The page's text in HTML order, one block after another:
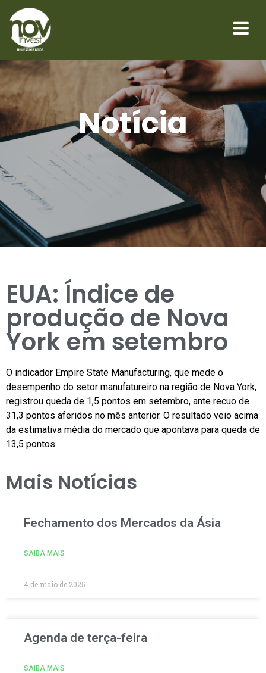
Notícia
EUA: Índice de
produção de Nova
York em setembro
O indicador Empire State Manufacturing, que mede o
desempenho do setor manufatureiro na região de Nova York,
registrou queda de 1,5 pontos em setembro, ante recuo de
31,3 pontos aferidos no mês anterior. O resultado veio acima
da estimativa média do mercado que apontava para queda de
13,5 pontos.
Mais Notícias
Fechamento dos Mercados da Ásia
SAIBA MAIS
4 de maio de 2025
Agenda de terça-feira
SAIBA MAIS